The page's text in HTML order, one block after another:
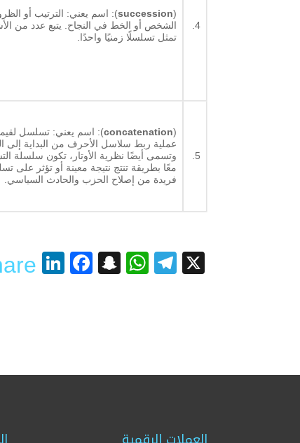
4.
(
succession): اسم يعني: الترتيب أو
الشخص أو الخط في النجاح. يتبع عدد من
تمثل تسلسلًا زمنيًا واحدًا.
5.
(
concatenation): اسم يعني: تسلسل
عملية ربط سلاسل الأحرف من البداية إلى
وتسمى أيضًا نظرية الأوتار، تكون سلسلة
فريدة من إصلاح الحزب والحادث السياسي.
X
Telegram
WhatsApp
Snapchat